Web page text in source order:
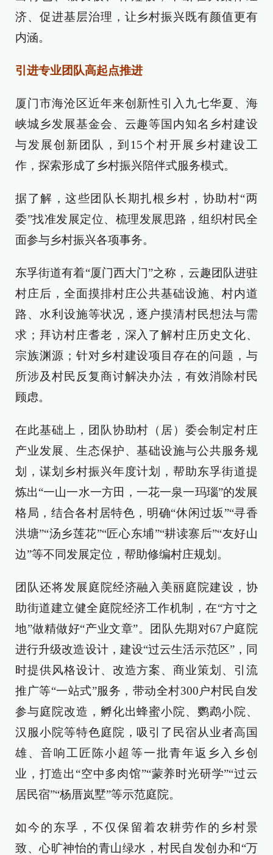
济、促进基层治理，让乡村振兴既有颜值更有
内涵。
引进专业团队高起点推进
厦门市海沧区近年来创新性引入九七华夏、海
峡城乡发展基金会、云趣等国内知名乡村建设
与发展创新团队，到15个村开展乡村建设工
作，探索形成了乡村振兴陪伴式服务模式。
据了解，这些团队长期扎根乡村，协助村“两
委”找准发展定位、梳理发展思路，组织村民全
面参与乡村振兴各项事务。
东孚街道有着“厦门西大门”之称，云趣团队进驻
村庄后，全面摸排村庄公共基础设施、村内道
路、水利设施等状况，逐户摸清村民想法与需
求；拜访村庄耆老，深入了解村庄历史文化、
宗族渊源；针对乡村建设项目存在的问题，与
所涉及村民反复商讨解决办法，有效消除村民
顾虑。
在此基础上，团队协助村（居）委会制定村庄
产业发展、生态保护、基础设施与公共服务规
划，谋划乡村振兴年度计划，帮助东孚街道提
炼出“一山一水一方田，一花一泉一玛瑙”的发展
格局，结合各村居特色，明确“休闲过坂”“寻香
洪塘”“汤乡莲花”“匠心东埔”“耕读寨后”“友好山
边”等不同发展定位，帮助修编村庄规划。
团队还将发展庭院经济融入美丽庭院建设，协
助街道建立健全庭院经济工作机制，在“方寸之
地”做精做好“产业文章”。团队先期对67户庭院
进行升级改造设计，建设“过云生活示范区”，同
时提供风格设计、改造方案、商业策划、引流
推广等“一站式”服务，带动全村300户村民自发
参与庭院改造，孵化出蜂蜜小院、鹦鹉小院、
汉服小院等特色庭院，吸引了民宿从业者高国
雄、音响工匠陈小超等一批青年返乡入乡创
业，打造出“空中多肉馆”“蒙养时光研学”“过云
居民宿”“杨厝岚墅”等示范庭院。
如今的东孚，不仅保留着农耕劳作的乡村景
致、心旷神怡的青山绿水，村民自发创办和“万